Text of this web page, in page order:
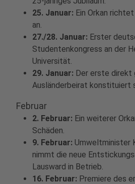
25. Januar: Ein Orkan
an.
27./28. Januar: Erster
Studentenkongress an der
Universität.
29. Januar: Der erste direkt
Ausländerbeirat konstituiert
Februar
2. Februar: Ein weiterer
Schäden.
9. Februar: Umweltminister
nimmt die neue
Lausward in Betrieb.
16. Februar: Premiere des